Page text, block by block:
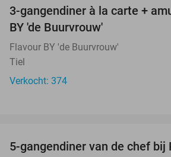
3-gangendiner à la carte +
BY 'de Buurvrouw'
Flavour BY 'de Buurvrouw'
Tiel
Verkocht: 374
5-gangendiner van de chef bij